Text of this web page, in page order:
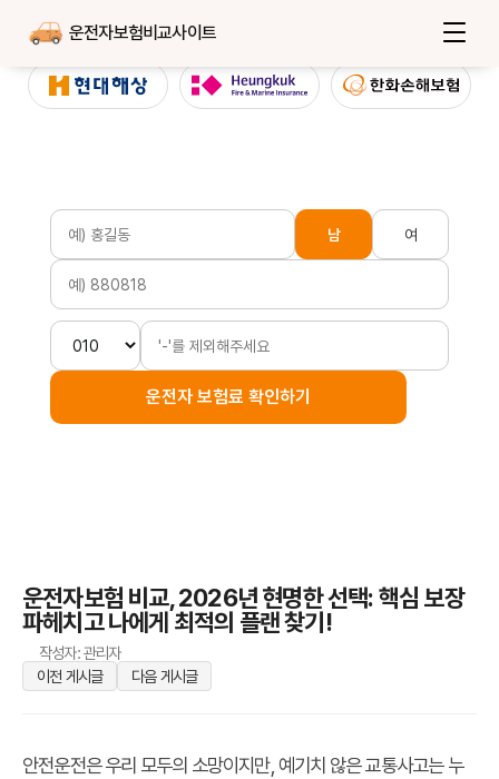
운전자보험비교사이트
남 여
운전자 보험료 확인하기
운전자보험 비교, 2026년 현명한 선택: 핵심 보장
파헤치고 나에게 최적의 플랜 찾기!
작성자: 관리자
이전 게시글
다음 게시글
안전운전은 우리 모두의 소망이지만, 예기치 않은 교통사고는 누